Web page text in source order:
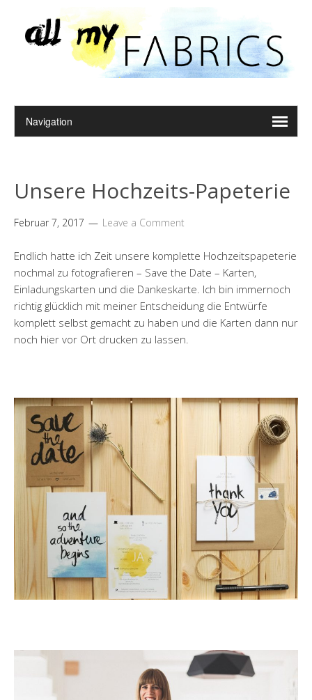
Unsere Hochzeits-Papeterie
Februar 7, 2017 Leave a Comment
Endlich hatte ich Zeit unsere komplette Hochzeitspapeterie
nochmal zu fotografieren – Save the Date – Karten,
Einladungskarten und die Dankeskarte. Ich bin immernoch
richtig glücklich mit meiner Entscheidung die Entwürfe
komplett selbst gemacht zu haben und die Karten dann nur
noch hier vor Ort drucken zu lassen.